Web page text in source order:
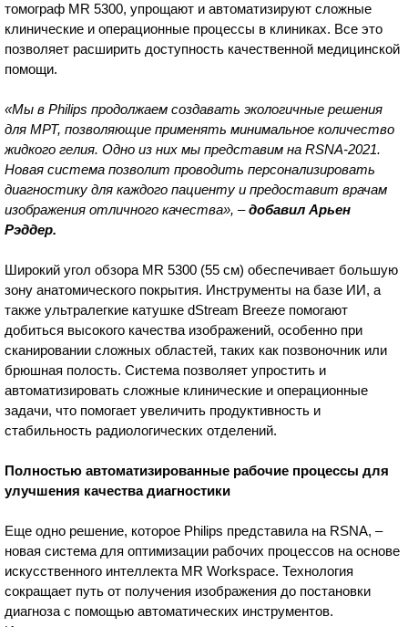
томограф MR 5300, упрощают и автоматизируют сложные
клинические и операционные процессы в клиниках. Все это
позволяет расширить доступность качественной медицинской
помощи.
«Мы в Philips продолжаем создавать экологичные решения
для МРТ, позволяющие применять минимальное количество
жидкого гелия. Одно из них мы представим на RSNA-2021.
Новая система позволит проводить персонализировать
диагностику для каждого пациенту и предоставит врачам
изображения отличного качества», –добавил Арьен
Рэддер.
Широкий угол обзора MR 5300 (55 см) обеспечивает большую
зону анатомического покрытия. Инструменты на базе ИИ, а
также ультралегкие катушке dStream Breeze помогают
добиться высокого качества изображений, особенно при
сканировании сложных областей, таких как позвоночник или
брюшная полость. Система позволяет упростить и
автоматизировать сложные клинические и операционные
задачи, что помогает увеличить продуктивность и
стабильность радиологических отделений.
Полностью автоматизированные рабочие процессы для
улучшения качества диагностики
Еще одно решение, которое Philips представила на RSNA, –
новая система для оптимизации рабочих процессов на основе
искусственного интеллекта MR Workspace. Технология
сокращает путь от получения изображения до постановки
диагноза с помощью автоматических инструментов.